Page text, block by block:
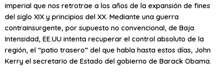
imperial que nos retrotrae a los años de la expansión de fines
del siglo XIX y principios del XX. Mediante una guerra
contrainsurgente, por supuesto no convencional, de Baja
Intensidad, EE.UU intenta recuperar el control absoluto de la
región, el “patio trasero” del que habla hasta estos días, John
Kerry el secretario de Estado del gobierno de Barack Obama.